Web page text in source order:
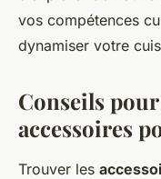
vos compétences
dynamiser votre
Conseils
accessoires
Trouver les